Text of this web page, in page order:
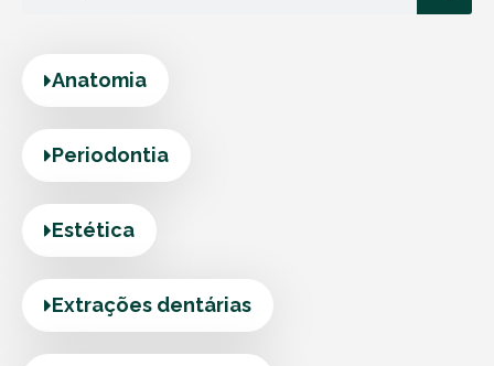
Anatomia
Periodontia
Estética
Extrações dentárias